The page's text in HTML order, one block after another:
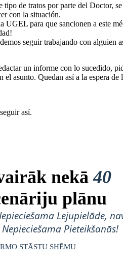
tipo de tratos por parte del Doctor, se
con la situación.
UGEL para que sancionen a este
seguir trabajando con alguien
un informe con lo sucedido,
el asunto. Quedan así a la espera de
así.
nekā40
plānu
Lejupielāde,
Pieteikšanās!
STĀSTU SHĒMU